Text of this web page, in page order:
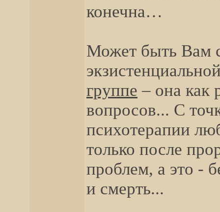
конечна…
Может быть Вам
группе – она как
вопросов... С
психотерапии
только после
проблем, а это -
и смерть...